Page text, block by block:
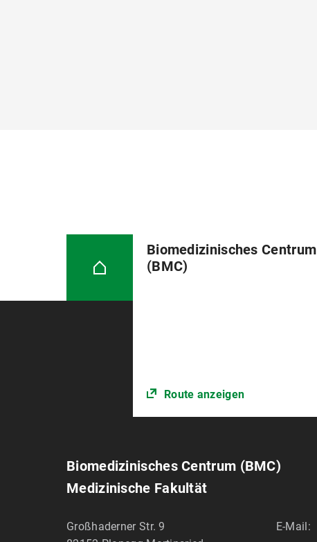
Biomedizinisches Centrum
(BMC)
Route anzeigen
Biomedizinisches Centrum (BMC)
Medizinische Fakultät
Großhaderner Str. 9
E-Mail: